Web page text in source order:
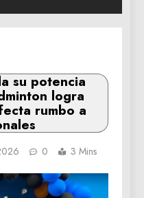
su potencia
logra
rumbo a
0 3 Mins